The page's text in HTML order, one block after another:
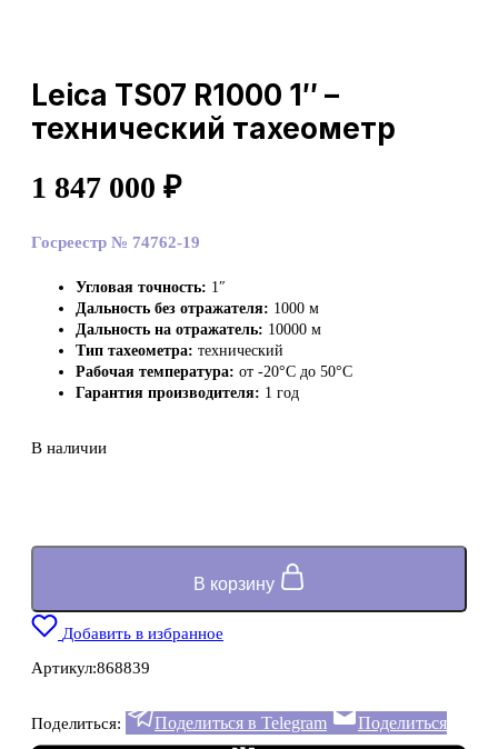
Leica TS07 R1000 1″ –
технический тахеометр
1 847 000 ₽
Госреестр № 74762-19
Угловая точность: 1″
Дальность без отражателя: 1000 м
Дальность на отражатель: 10000 м
Тип тахеометра: технический
Рабочая температура: от -20°C до 50°C
Гарантия производителя: 1 год
В наличии
В корзину
Добавить в избранное
Артикул:868839
Поделиться: Поделиться в Telegram
Поделиться